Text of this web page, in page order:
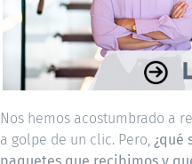
Nos hemos acostumbrado a
a golpe de un clic. Pero, ¿qué